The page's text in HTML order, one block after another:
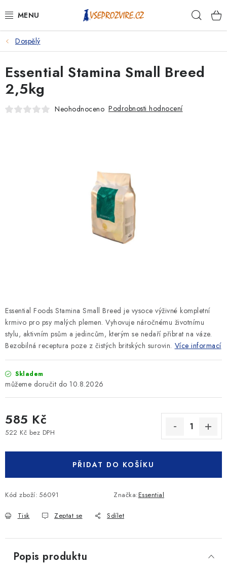
na
PSI
KOČKY
KONĚ
KRÁLÍCI/HLODAVCI/PTÁCI
Dospělý
Essential Foods Stamina Small Breed je vysoce výživné kompletní
krmivo pro psy malých plemen. Vyhovuje náročnému životnímu
stylu, aktivním psům a jedincům, kterým se nedaří přibrat na váze.
Bezobilná receptura poze z čistých britských surovin. Více informací
Skladem
10.8.2026
585 Kč
522 Kč bez DPH
PŘIDAT DO KOŠÍKU
Kód zboží: 56091 Značka:Essential
Tisk Zeptat se Sdílet
Essential Stamina Small Breed
2,5kg
Neohodnoceno Podrobnosti hodnocení
Popis produktu